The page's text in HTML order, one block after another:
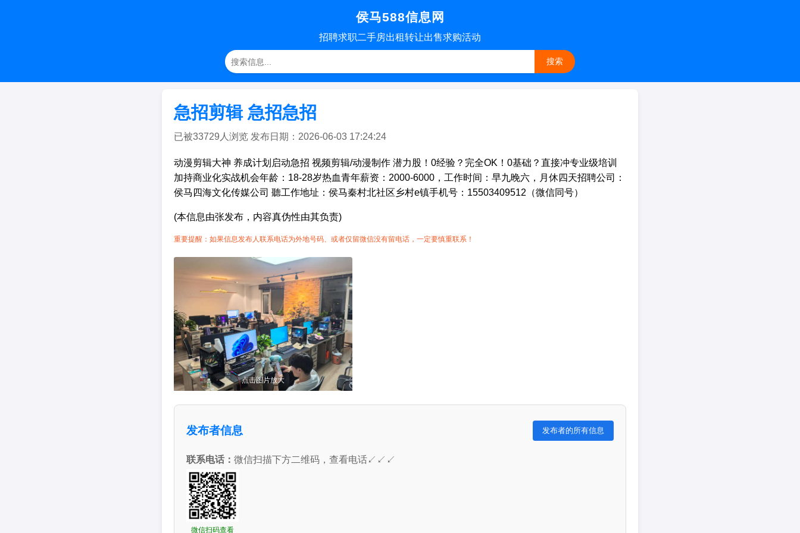
侯马588信息网
招聘求职二手房出租转让出售求购活动
搜索
急招剪辑 急招急招
已被33729人浏览 发布日期：2026-06-03 17:24:24
动漫剪辑大神 养成计划启动急招 视频剪辑/动漫制作 潜力股！0经验？完全OK！0基础？直接冲专业级培训
加持商业化实战机会年龄：18-28岁热血青年薪资：2000-6000，工作时间：早九晚六，月休四天招聘公司：
侯马四海文化传媒公司 聽工作地址：侯马秦村北社区乡村e镇手机号：15503409512（微信同号）
(本信息由张发布，内容真伪性由其负责)
重要提醒：如果信息发布人联系电话为外地号码、或者仅留微信没有留电话，一定要慎重联系！
点击图片放大
发布者信息 发布者的所有信息
联系电话： 微信扫描下方二维码，查看电话↙↙↙
微信扫码查看